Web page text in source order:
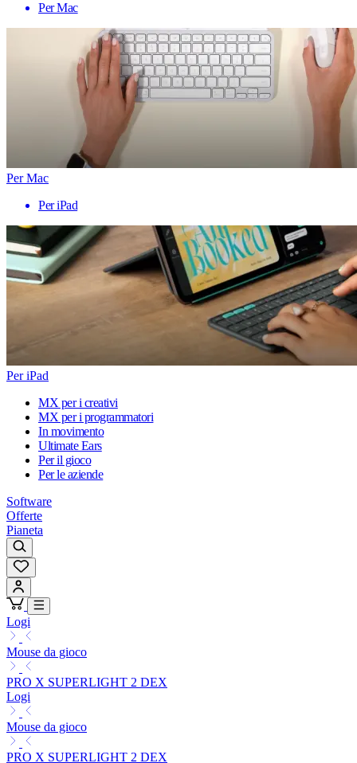
Per Mac
Per Mac
Per iPad
Per iPad
MX per i creativi
MX per i programmatori
In movimento
Ultimate Ears
Per il gioco
Per le aziende
Software
Offerte
Pianeta
Logi
Mouse da gioco
PRO X SUPERLIGHT 2 DEX
Logi
Mouse da gioco
PRO X SUPERLIGHT 2 DEX